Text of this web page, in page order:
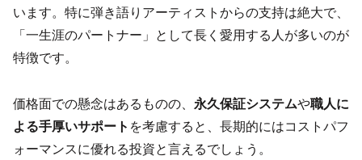
います。特に弾き語りアーティストからの支持は絶大で、
「一生涯のパートナー」として長く愛用する人が多いのが
特徴です。
価格面での懸念はあるものの、 永久保証システムや職人に
よる手厚いサポート を考慮すると、長期的にはコストパフ
ォーマンスに優れる投資と言えるでしょう。